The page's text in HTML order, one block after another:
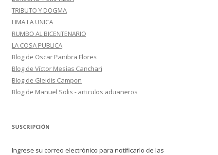
TRIBUTO Y DOGMA
LIMA LA UNICA
RUMBO AL BICENTENARIO
LA COSA PUBLICA
Blog de Oscar Panibra Flores
Blog de Víctor Mesías Canchari
Blog de Gleidis Campon
Blog de Manuel Solis - articulos aduaneros
SUSCRIPCIÓN
Ingrese su correo electrónico para notificarlo de las